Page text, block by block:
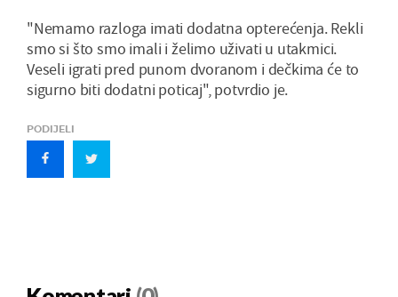
"Nemamo razloga imati dodatna opterećenja. Rekli
smo si što smo imali i želimo uživati u utakmici.
Veseli igrati pred punom dvoranom i dečkima će to
sigurno biti dodatni poticaj", potvrdio je.
PODIJELI